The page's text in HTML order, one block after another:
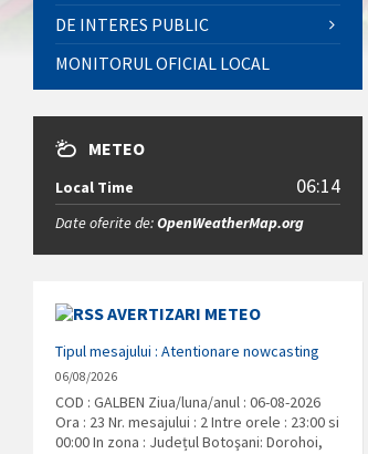
DE INTERES PUBLIC
MONITORUL OFICIAL LOCAL
METEO
Local Time 06:14
Date oferite de:OpenWeatherMap.org
AVERTIZARI METEO
Tipul mesajului : Atentionare nowcasting
06/08/2026
COD : GALBEN Ziua/luna/anul : 06-08-2026
Ora : 23 Nr. mesajului : 2 Intre orele : 23:00 si
00:00 In zona : Județul Botoşani: Dorohoi,